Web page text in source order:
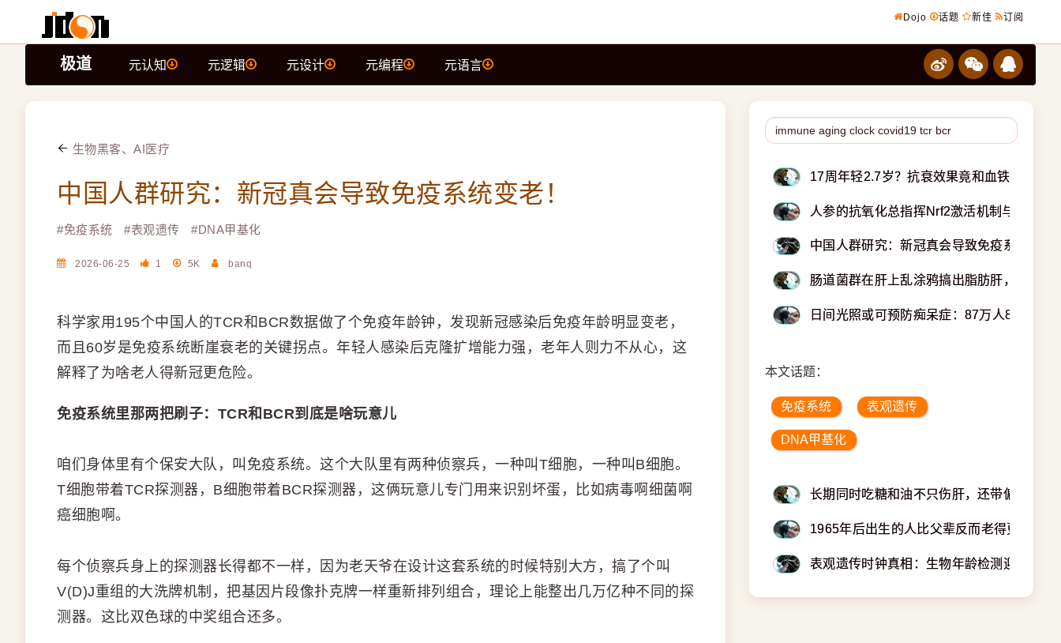
Dojo 话题 新佳 订阅
极道 元认知 元逻辑 元设计 元编程 元语言
生物黑客、AI医疗
中国人群研究：新冠真会导致免疫系统变老！
#免疫系统 #表观遗传 #DNA甲基化
2026-06-25 1 5K banq
科学家用195个中国人的TCR和BCR数据做了个免疫年龄钟，发现新冠感染后免疫年龄明显变老，
而且60岁是免疫系统断崖衰老的关键拐点。年轻人感染后克隆扩增能力强，老年人则力不从心，这
解释了为啥老人得新冠更危险。
免疫系统里那两把刷子：TCR和BCR到底是啥玩意儿
咱们身体里有个保安大队，叫免疫系统。这个大队里有两种侦察兵，一种叫T细胞，一种叫B细胞。
T细胞带着TCR探测器，B细胞带着BCR探测器，这俩玩意儿专门用来识别坏蛋，比如病毒啊细菌啊
癌细胞啊。
每个侦察兵身上的探测器长得都不一样，因为老天爷在设计这套系统的时候特别大方，搞了个叫
V(D)J重组的大洗牌机制，把基因片段像扑克牌一样重新排列组合，理论上能整出几万亿种不同的探
测器。这比双色球的中奖组合还多。
17周年轻2.7岁？抗衰效果竟和血铁含量有
人参的抗氧化总指挥Nrf2激活机制与临床应
中国人群研究：新冠真会导致免疫系统变老
肠道菌群在肝上乱涂鸦搞出脂肪肝，SIRT3
日间光照或可预防痴呆症：87万人8年追踪
本文话题：
免疫系统 表观遗传
DNA甲基化
长期同时吃糖和油不只伤肝，还带偏骨髓免
1965年后出生的人比父辈反而老得更快？
表观遗传时钟真相：生物年龄检测迎来了黄